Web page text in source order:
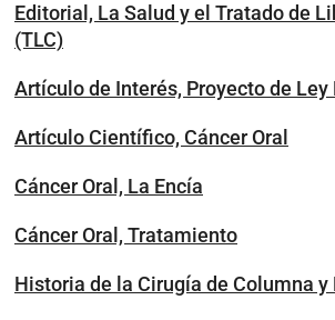
Editorial, La Salud y el Tratado de
(TLC)
Artículo de Interés, Proyecto de Ley
Artículo Científico, Cáncer Oral
Cáncer Oral, La Encía
Cáncer Oral, Tratamiento
Historia de la Cirugía de Columna y